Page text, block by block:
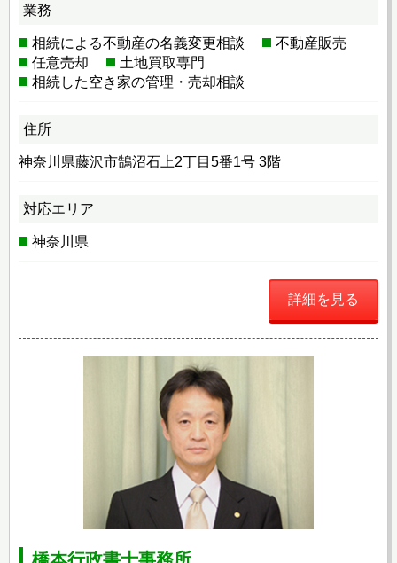
業務
相続による不動産の名義変更相談
不動産販売
任意売却
土地買取専門
相続した空き家の管理・売却相談
住所
神奈川県藤沢市鵠沼石上2丁目5番1号 3階
対応エリア
神奈川県
詳細を見る